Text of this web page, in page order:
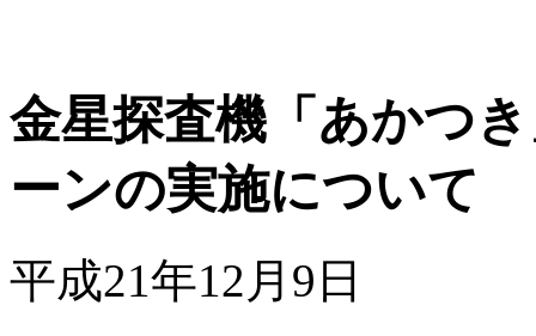
金星探査機「あかつ
ーンの実施について
平成21年12月9日